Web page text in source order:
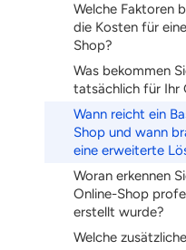
Welche Faktoren
die Kosten für
Shop?
Was bekommen
tatsächlich für Ihr
Wann reicht ein
Shop und wann
eine erweiterte
Woran erkennen
Online-Shop
erstellt wurde?
Welche